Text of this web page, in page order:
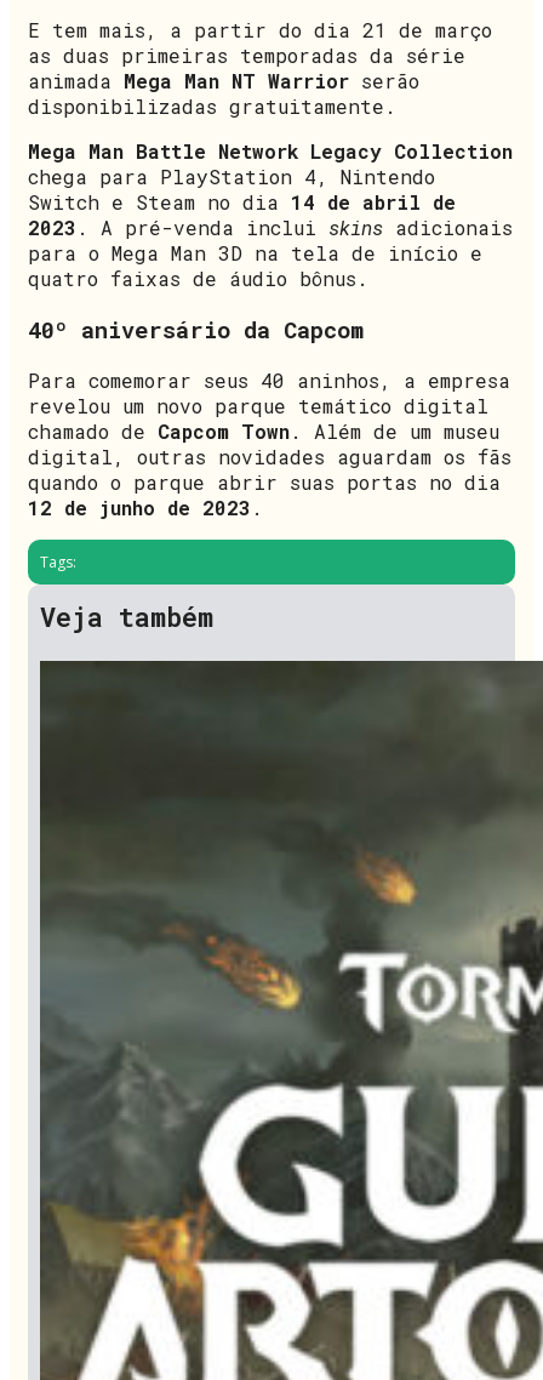
E tem mais, a partir do dia 21 de março
as duas primeiras temporadas da série
animada Mega Man NT Warrior serão
disponibilizadas gratuitamente.
Mega Man Battle Network Legacy Collection
chega para PlayStation 4, Nintendo
Switch e Steam no dia 14 de abril de
2023 . A pré-venda inclui skins adicionais
para o Mega Man 3D na tela de início e
quatro faixas de áudio bônus.
40º aniversário da Capcom
Para comemorar seus 40 aninhos, a empresa
revelou um novo parque temático digital
chamado de Capcom Town. Além de um museu
digital, outras novidades aguardam os fãs
quando o parque abrir suas portas no dia
12 de junho de 2023 .
Tags:
Veja também